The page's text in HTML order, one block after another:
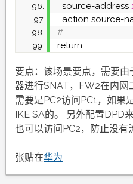
  source-address
action source-
#
return
要点：该场景要点，需要
器进行SNAT，FW2在内网
需要是PC2访问PC1，如果
IKE SA的。 另外配置DPD
也可以访问PC2，防止没有
张贴在华为